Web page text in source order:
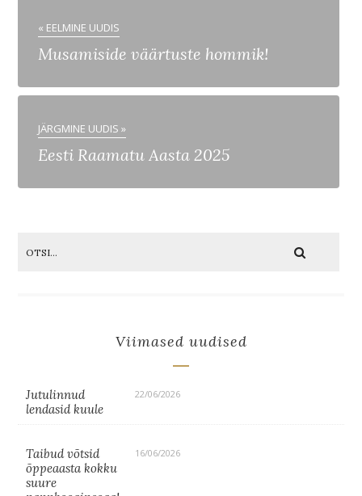
« EELMINE UUDIS
Musamiside väärtuste hommik!
JÄRGMINE UUDIS »
Eesti Raamatu Aasta 2025
Viimased uudised
Jutulinnud
lendasid kuule
22/06/2026
Taibud võtsid
õppeaasta kokku
suure
16/06/2026